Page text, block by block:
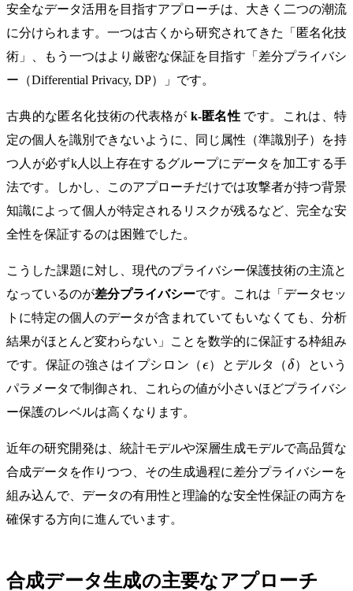
安全なデータ活用を目指すアプローチは、大きく二つの潮流
に分けられます。一つは古くから研究されてきた「匿名化技
術」、もう一つはより厳密な保証を目指す「差分プライバシ
ー（Differential Privacy, DP）」です。
古典的な匿名化技術の代表格が k-匿名性 です。これは、特
定の個人を識別できないように、同じ属性（準識別子）を持
つ人が必ずk人以上存在するグループにデータを加工する手
法です。しかし、このアプローチだけでは攻撃者が持つ背景
知識によって個人が特定されるリスクが残るなど、完全な安
全性を保証するのは困難でした。
こうした課題に対し、現代のプライバシー保護技術の主流と
なっているのが差分プライバシーです。これは「データセッ
トに特定の個人のデータが含まれていてもいなくても、分析
結果がほとんど変わらない」ことを数学的に保証する枠組み
です。保証の強さはイプシロン（\epsilon
ϵ）とデルタ（\delta
δ）という
パラメータで制御され、これらの値が小さいほどプライバシ
ー保護のレベルは高くなります。
近年の研究開発は、統計モデルや深層生成モデルで高品質な
合成データを作りつつ、その生成過程に差分プライバシーを
組み込んで、データの有用性と理論的な安全性保証の両方を
確保する方向に進んでいます。
合成データ生成の主要なアプローチ